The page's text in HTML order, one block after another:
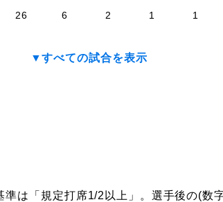
26 6 2 1 1
▼すべての試合を表示
は「規定打席1/2以上」。選手後の(数